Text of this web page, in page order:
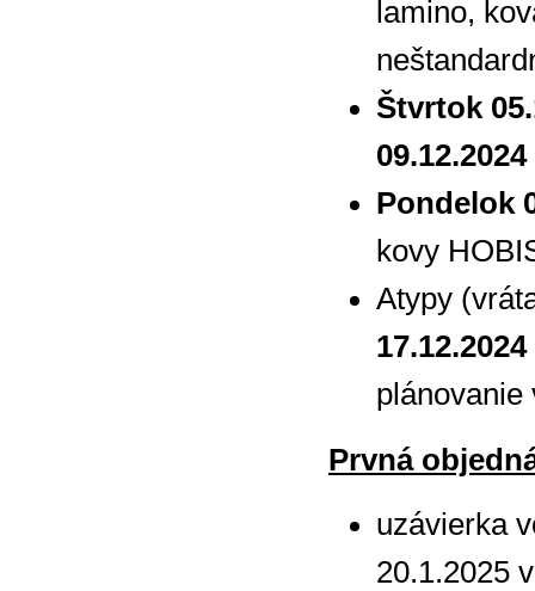
lamino,
Štvrtok
Pondelok
kovy
Atypy
plánovanie
Prvná
uzávierka
20.1.2025